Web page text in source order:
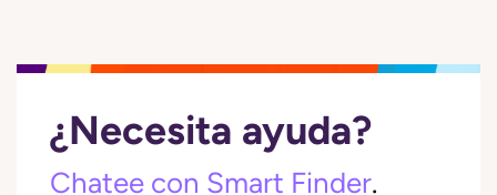
¿Necesita ayuda?
Chatee con Smart Finder.